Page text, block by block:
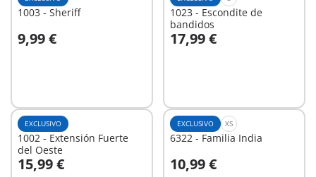
1003 - Sheriff
9,99 €
A la cesta
1023 - Escondite de
bandidos
17,99 €
A la cesta
EXCLUSIVO
1002 - Extensión Fuerte
del Oeste
15,99 €
A la cesta
EXCLUSIVO XS
6322 - Familia India
10,99 €
A la cesta